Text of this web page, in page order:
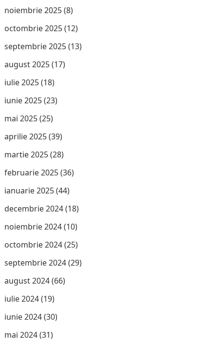
noiembrie 2025(8)
octombrie 2025(12)
septembrie 2025(13)
august 2025(17)
iulie 2025(18)
iunie 2025(23)
mai 2025(25)
aprilie 2025(39)
martie 2025(28)
februarie 2025(36)
ianuarie 2025(44)
decembrie 2024(18)
noiembrie 2024(10)
octombrie 2024(25)
septembrie 2024(29)
august 2024(66)
iulie 2024(19)
iunie 2024(30)
mai 2024(31)